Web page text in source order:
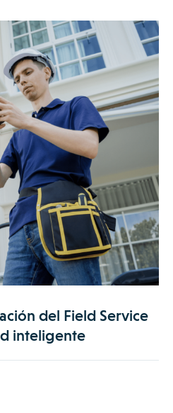
del Field Service
inteligente